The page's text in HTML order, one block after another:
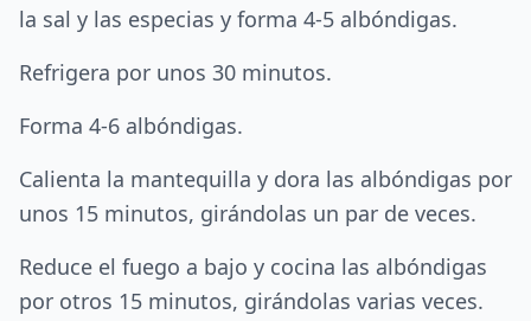
la sal y las especias y forma 4-5 albóndigas.
Refrigera por unos 30 minutos.
Forma 4-6 albóndigas.
Calienta la mantequilla y dora las albóndigas por
unos 15 minutos, girándolas un par de veces.
Reduce el fuego a bajo y cocina las albóndigas
por otros 15 minutos, girándolas varias veces.